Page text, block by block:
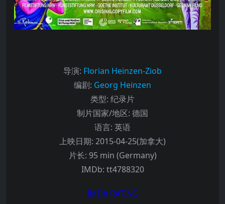
导演: Florian Heinzen-Ziob
编剧: Georg Heinzen
类型: 纪录片
制片国家/地区: 德国
语言: 英语
上映日期: 2015-04-25(加拿大)
片长: 95 min (Germany)
IMDb: tt4788320
IMDb RATING